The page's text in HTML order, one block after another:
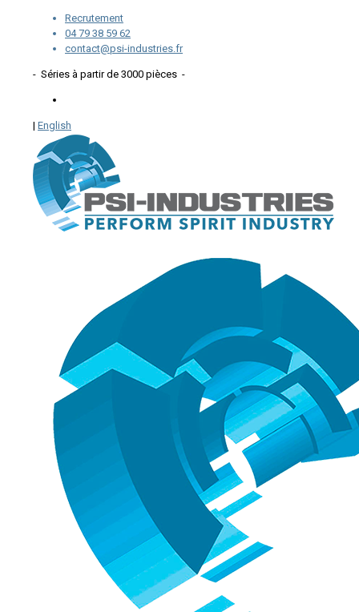
Recrutement
04 79 38 59 62
contact@psi-industries.fr
- Séries à partir de 3000 pièces -
| English